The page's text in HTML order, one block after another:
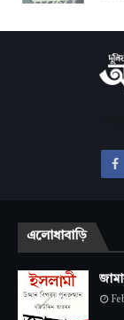
এলোধাবাড়ি